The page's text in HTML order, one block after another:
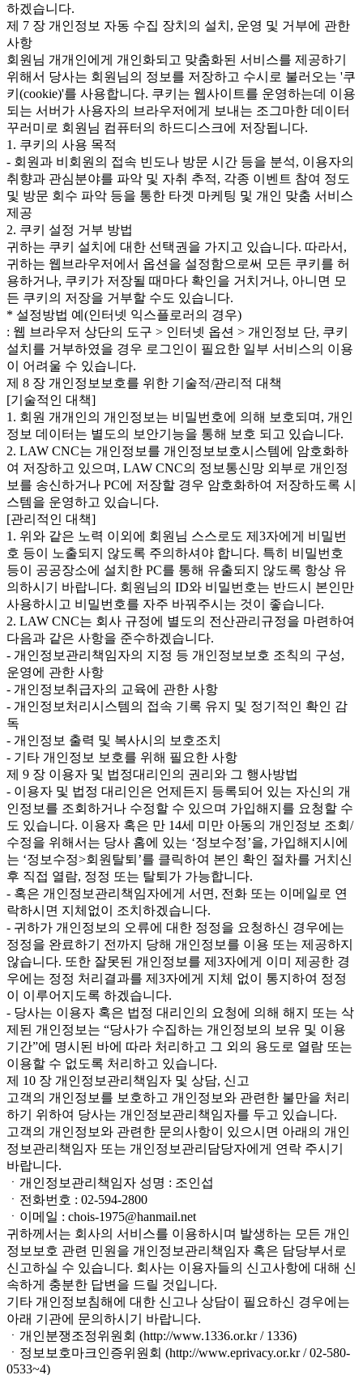
하겠습니다.
제 7 장 개인정보 자동 수집 장치의 설치, 운영 및 거부에 관한
사항
회원님 개개인에게 개인화되고 맞춤화된 서비스를 제공하기
위해서 당사는 회원님의 정보를 저장하고 수시로 불러오는 '쿠
키(cookie)'를 사용합니다. 쿠키는 웹사이트를 운영하는데 이용
되는 서버가 사용자의 브라우저에게 보내는 조그마한 데이터
꾸러미로 회원님 컴퓨터의 하드디스크에 저장됩니다.
1. 쿠키의 사용 목적
- 회원과 비회원의 접속 빈도나 방문 시간 등을 분석, 이용자의
취향과 관심분야를 파악 및 자취 추적, 각종 이벤트 참여 정도
및 방문 회수 파악 등을 통한 타겟 마케팅 및 개인 맞춤 서비스
제공
2. 쿠키 설정 거부 방법
귀하는 쿠키 설치에 대한 선택권을 가지고 있습니다. 따라서,
귀하는 웹브라우저에서 옵션을 설정함으로써 모든 쿠키를 허
용하거나, 쿠키가 저장될 때마다 확인을 거치거나, 아니면 모
든 쿠키의 저장을 거부할 수도 있습니다.
* 설정방법 예(인터넷 익스플로러의 경우)
: 웹 브라우저 상단의 도구 > 인터넷 옵션 > 개인정보 단, 쿠키
설치를 거부하였을 경우 로그인이 필요한 일부 서비스의 이용
이 어려울 수 있습니다.
제 8 장 개인정보보호를 위한 기술적/관리적 대책
[기술적인 대책]
1. 회원 개개인의 개인정보는 비밀번호에 의해 보호되며, 개인
정보 데이터는 별도의 보안기능을 통해 보호 되고 있습니다.
2. LAW CNC는 개인정보를 개인정보보호시스템에 암호화하
여 저장하고 있으며, LAW CNC의 정보통신망 외부로 개인정
보를 송신하거나 PC에 저장할 경우 암호화하여 저장하도록 시
스템을 운영하고 있습니다.
[관리적인 대책]
1. 위와 같은 노력 이외에 회원님 스스로도 제3자에게 비밀번
호 등이 노출되지 않도록 주의하셔야 합니다. 특히 비밀번호
등이 공공장소에 설치한 PC를 통해 유출되지 않도록 항상 유
의하시기 바랍니다. 회원님의 ID와 비밀번호는 반드시 본인만
사용하시고 비밀번호를 자주 바꿔주시는 것이 좋습니다.
2. LAW CNC는 회사 규정에 별도의 전산관리규정을 마련하여
다음과 같은 사항을 준수하겠습니다.
- 개인정보관리책임자의 지정 등 개인정보보호 조칙의 구성,
운영에 관한 사항
- 개인정보취급자의 교육에 관한 사항
- 개인정보처리시스템의 접속 기록 유지 및 정기적인 확인 감
독
- 개인정보 출력 및 복사시의 보호조치
- 기타 개인정보 보호를 위해 필요한 사항
제 9 장 이용자 및 법정대리인의 권리와 그 행사방법
- 이용자 및 법정 대리인은 언제든지 등록되어 있는 자신의 개
인정보를 조회하거나 수정할 수 있으며 가입해지를 요청할 수
도 있습니다. 이용자 혹은 만 14세 미만 아동의 개인정보 조회/
수정을 위해서는 당사 홈에 있는 ‘정보수정’을, 가입해지시에
는 ‘정보수정>회원탈퇴’를 클릭하여 본인 확인 절차를 거치신
후 직접 열람, 정정 또는 탈퇴가 가능합니다.
- 혹은 개인정보관리책임자에게 서면, 전화 또는 이메일로 연
락하시면 지체없이 조치하겠습니다.
- 귀하가 개인정보의 오류에 대한 정정을 요청하신 경우에는
정정을 완료하기 전까지 당해 개인정보를 이용 또는 제공하지
않습니다. 또한 잘못된 개인정보를 제3자에게 이미 제공한 경
우에는 정정 처리결과를 제3자에게 지체 없이 통지하여 정정
이 이루어지도록 하겠습니다.
- 당사는 이용자 혹은 법정 대리인의 요청에 의해 해지 또는 삭
제된 개인정보는 “당사가 수집하는 개인정보의 보유 및 이용
기간”에 명시된 바에 따라 처리하고 그 외의 용도로 열람 또는
이용할 수 없도록 처리하고 있습니다.
제 10 장 개인정보관리책임자 및 상담, 신고
고객의 개인정보를 보호하고 개인정보와 관련한 불만을 처리
하기 위하여 당사는 개인정보관리책임자를 두고 있습니다.
고객의 개인정보와 관련한 문의사항이 있으시면 아래의 개인
정보관리책임자 또는 개인정보관리담당자에게 연락 주시기
바랍니다.
ㆍ개인정보관리책임자 성명 : 조인섭
ㆍ전화번호 : 02-594-2800
ㆍ이메일 : chois-1975@hanmail.net
귀하께서는 회사의 서비스를 이용하시며 발생하는 모든 개인
정보보호 관련 민원을 개인정보관리책임자 혹은 담당부서로
신고하실 수 있습니다. 회사는 이용자들의 신고사항에 대해 신
속하게 충분한 답변을 드릴 것입니다.
기타 개인정보침해에 대한 신고나 상담이 필요하신 경우에는
아래 기관에 문의하시기 바랍니다.
ㆍ개인분쟁조정위원회 (http://www.1336.or.kr / 1336)
ㆍ정보보호마크인증위원회 (http://www.eprivacy.or.kr / 02-580-
0533~4)